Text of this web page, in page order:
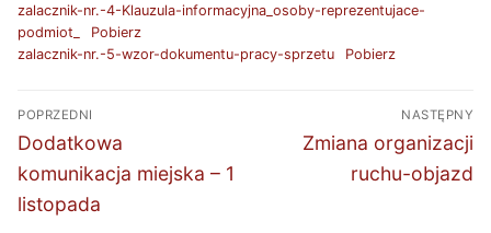
zalacznik-nr.-4-Klauzula-informacyjna_osoby-reprezentujace-
podmiot_
Pobierz
zalacznik-nr.-5-wzor-dokumentu-pracy-sprzetu
Pobierz
Nawigacja
wpisu
POPRZEDNI
Poprzedni
wpis:
Dodatkowa
komunikacja miejska – 1
listopada
NASTĘPNY
Następny
Zmiana organizacji
ruchu-objazd